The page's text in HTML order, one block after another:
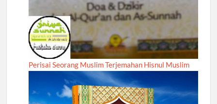
Perisai Seorang Muslim Terjemahan Hisnul Muslim